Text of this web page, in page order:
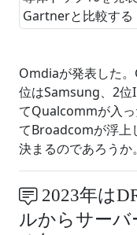
Omdiaが発表した
位はSamsung、2位
てQualcommが入
てBroadcomが浮上
決まるのであろうか
2023年は
ルからサーバ